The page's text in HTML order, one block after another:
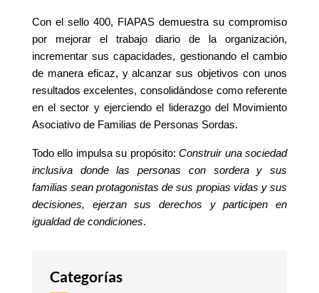
Con el sello 400, FIAPAS demuestra su compromiso
por mejorar el trabajo diario de la organización,
incrementar sus capacidades, gestionando el cambio
de manera eficaz, y alcanzar sus objetivos con unos
resultados excelentes, consolidándose como referente
en el sector y ejerciendo el liderazgo del Movimiento
Asociativo de Familias de Personas Sordas.
Todo ello impulsa su propósito:Construir una sociedad
inclusiva donde las personas con sordera y sus
familias sean protagonistas de sus propias vidas y sus
decisiones, ejerzan sus derechos y participen en
igualdad de condiciones.
Categorías